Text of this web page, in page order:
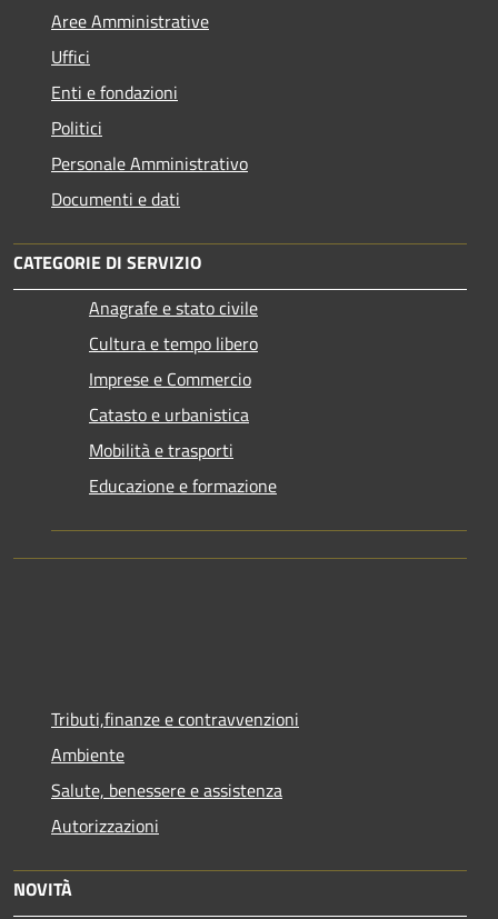
Aree Amministrative
Uffici
Enti e fondazioni
Politici
Personale Amministrativo
Documenti e dati
CATEGORIE DI SERVIZIO
Anagrafe e stato civile
Cultura e tempo libero
Imprese e Commercio
Catasto e urbanistica
Mobilità e trasporti
Educazione e formazione
Tributi,finanze e contravvenzioni
Ambiente
Salute, benessere e assistenza
Autorizzazioni
NOVITÀ